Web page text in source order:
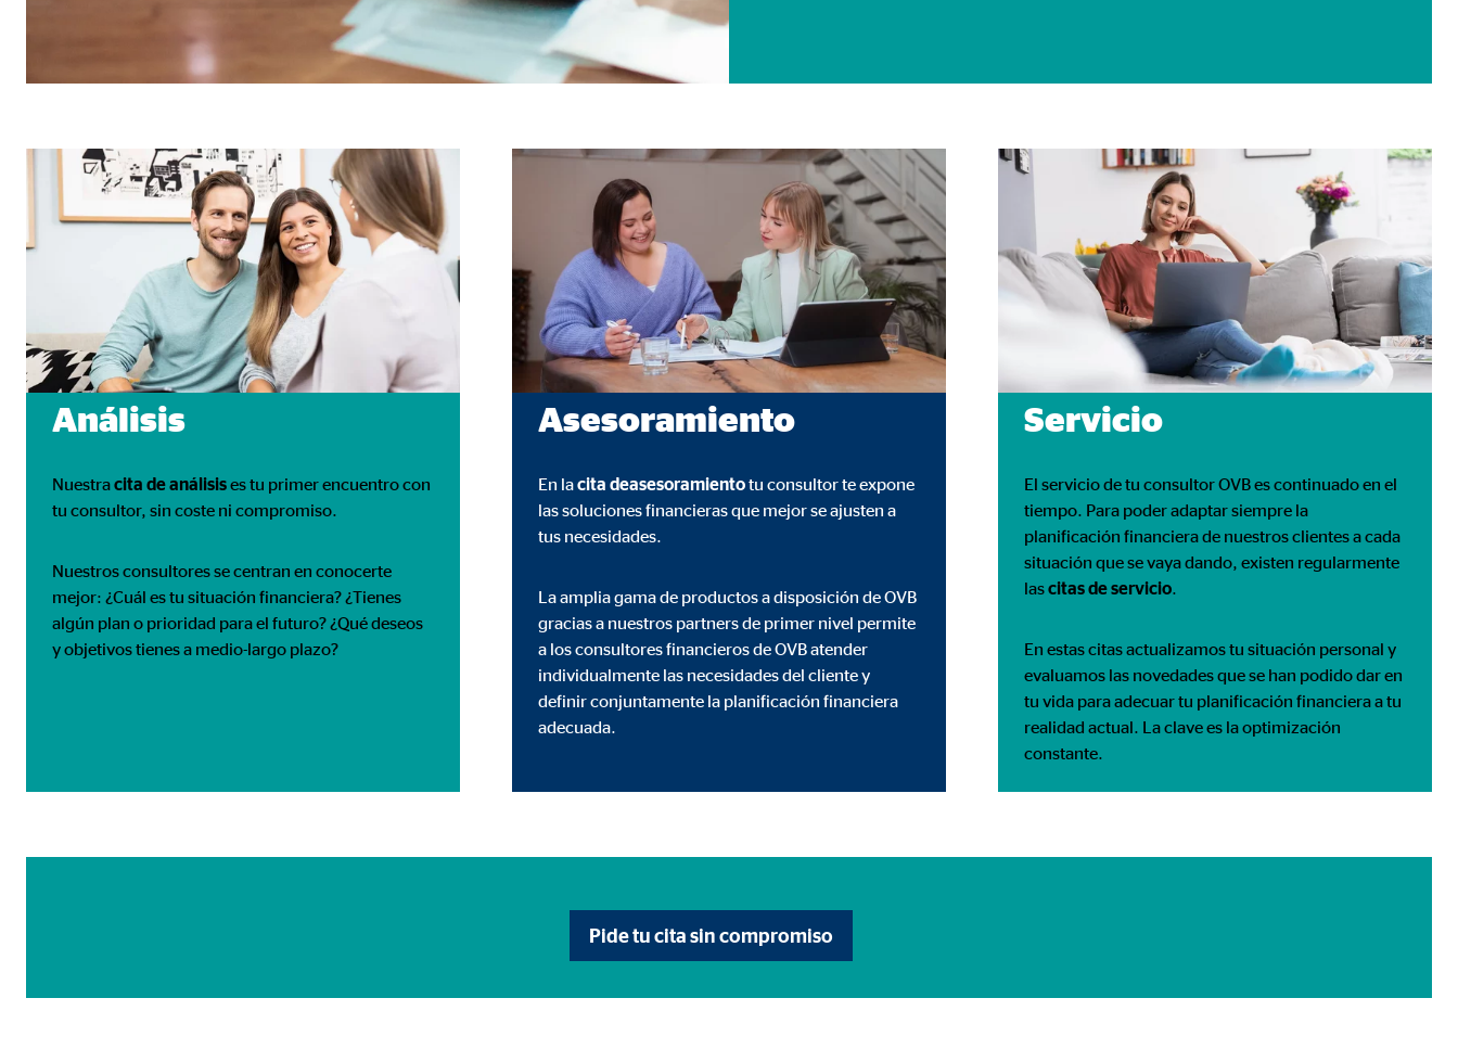
Análisis
Nuestracita de análisises tu primer encuentro con
tu consultor, sin coste ni compromiso.
Nuestros consultores se centran en conocerte
mejor: ¿Cuál es tu situación financiera? ¿Tienes
algún plan o prioridad para el futuro? ¿Qué deseos
y objetivos tienes a medio-largo plazo?
Asesoramiento
En lacita deasesoramientotu consultor te expone
las soluciones financieras que mejor se ajusten a
tus necesidades.
La amplia gama de productos a disposición de OVB
gracias a nuestros partners de primer nivel permite
a los consultores financieros de OVB atender
individualmente las necesidades del cliente y
definir conjuntamente la planificación financiera
adecuada.
Servicio
El servicio de tu consultor OVB es continuado en el
tiempo. Para poder adaptar siempre la
planificación financiera de nuestros clientes a cada
situación que se vaya dando, existen regularmente
lascitas deservicio.
En estas citas actualizamos tu situación personal y
evaluamos las novedades que se han podido dar en
tu vida para adecuar tu planificación financiera a tu
realidad actual. La clave es la optimización
constante.
Pide tu cita sin compromiso